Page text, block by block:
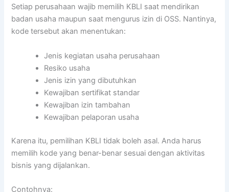
Setiap perusahaan wajib memilih KBLI saat mendirikan
badan usaha maupun saat mengurus izin di OSS. Nantinya,
kode tersebut akan menentukan:
Jenis kegiatan usaha perusahaan
Resiko usaha
Jenis izin yang dibutuhkan
Kewajiban sertifikat standar
Kewajiban izin tambahan
Kewajiban pelaporan usaha
Karena itu, pemilihan KBLI tidak boleh asal. Anda harus
memilih kode yang benar-benar sesuai dengan aktivitas
bisnis yang dijalankan.
Contohnya: